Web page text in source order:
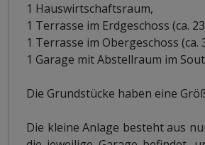
1 Hauswirtschaftsraum,
1 Terrasse im Erdgeschoss (ca.
1 Terrasse im Obergeschoss (ca.
1 Garage mit Abstellraum im
Die Grundstücke haben eine
Die kleine Anlage besteht aus